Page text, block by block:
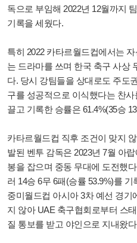
독으로 부임해 2022년 12월까지
기록을 세웠다.
특히 2022 카타르월드컵에서는
는 드라마를 쓰며 한국 축구 사상
다. 당시 강팀들을 상대로도 주도
구를 성공적으로 이식했다는 찬
끌고 기록한 승률은 61.4%(35승
카타르월드컵 직후 조건이 맞지
발된 벤투 감독은 2023년 7월 아
봉을 잡으며 중동 무대에 도전했
러 14승 6무 6패(승률 53.9%)를
중미월드컵 아시아 3차 예선 경기
지 않아 UAE 축구협회로부터 스
질 통보를 받고 야인으로 지내왔